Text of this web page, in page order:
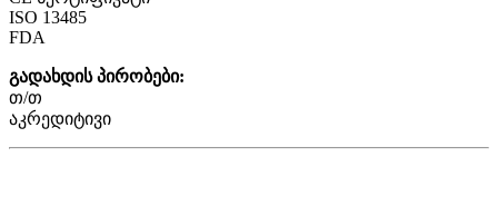
ISO 13485
FDA
გადახდის პირობები:
თ/თ
აკრედიტივი